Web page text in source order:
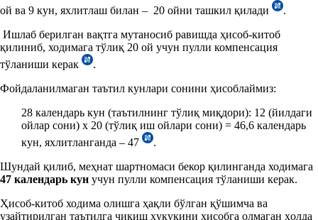
ой ва 9 кун, яхлитлаш билан – 20 ойни ташкил қилади
.
Ишлаб берилган вақтга мутаносиб равишда ҳисоб-китоб
қилиниб, ходимага тўлиқ 20 ой учун пулли компенсация
тўланиши керак
.
Фойдаланилмаган таътил кунлари сонини ҳисоблаймиз:
28 календарь кун (таътилнинг тўлиқ миқдори): 12 (йилдаги
ойлар сони) х 20 (тўлиқ иш ойлари сони) = 46,6 календарь
кун, яхлитланганда – 47
.
Шундай қилиб, меҳнат шартномаси бекор қилинганда ходимага
47 календарь кун учун пулли компенсация тўланиши керак.
Ҳисоб-китоб ходима олишга ҳақли бўлган қўшимча ва
узайтирилган таътилга чиқиш ҳуқуқини ҳисобга олмаган ҳолда